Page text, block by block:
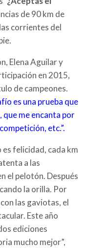
de 90 km de
corrientes del
Elena Aguilar y
en 2015,
de campeones.
es una prueba que
que me encanta por
etc.”.
es felicidad, cada km
a las
el pelotón. Después
la orilla. Por
las gaviotas, el
Este año
ediciones
mucho mejor”,